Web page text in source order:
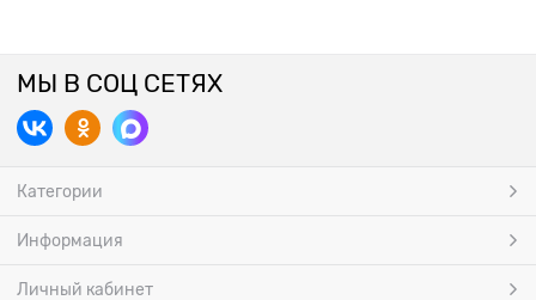
МЫ В СОЦ СЕТЯХ
Категории
Информация
Личный кабинет